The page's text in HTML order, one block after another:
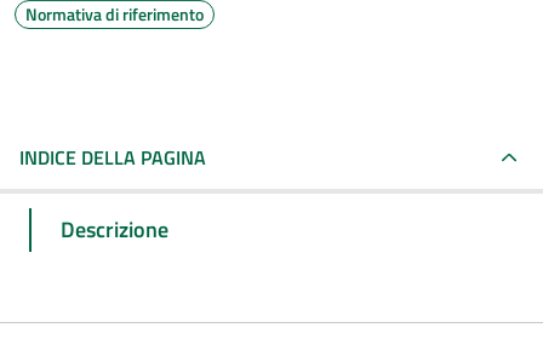
Normativa di riferimento
INDICE DELLA PAGINA
Descrizione